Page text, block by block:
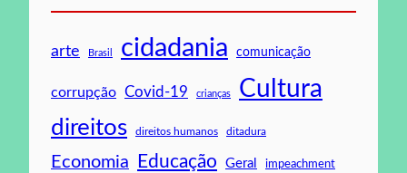
arte Brasil cidadania comunicação
corrupção Covid-19 crianças Cultura
direitos direitos humanos ditadura
Economia Educação Geral impeachment